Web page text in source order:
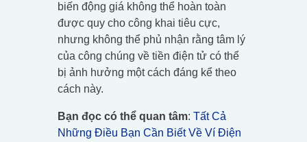
biến động giá không thể hoàn toàn
được quy cho công khai tiêu cực,
nhưng không thể phủ nhận rằng tâm lý
của công chúng về tiền điện tử có thể
bị ảnh hưởng một cách đáng kể theo
cách này.
Bạn đọc có thể quan tâm: Tất Cả
Những Điều Bạn Cần Biết Về Ví Điện